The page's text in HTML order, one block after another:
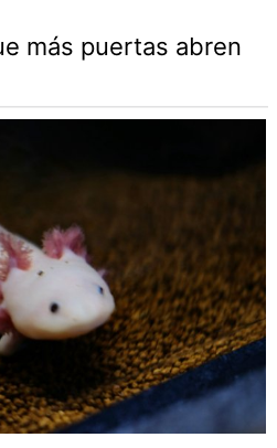
más puertas abren